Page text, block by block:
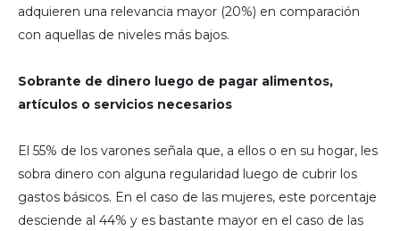
adquieren una relevancia mayor (20%) en comparación
con aquellas de niveles más bajos.
Sobrante de dinero luego de pagar alimentos,
artículos o servicios necesarios
El 55% de los varones señala que, a ellos o en su hogar, les
sobra dinero con alguna regularidad luego de cubrir los
gastos básicos. En el caso de las mujeres, este porcentaje
desciende al 44% y es bastante mayor en el caso de las